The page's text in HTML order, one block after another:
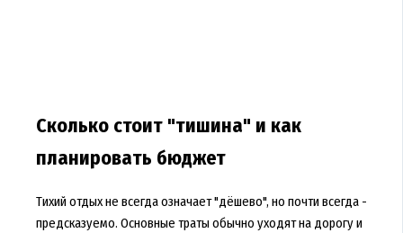
Сколько стоит "тишина" и как
планировать бюджет
Тихий отдых не всегда означает "дёшево", но почти всегда -
предсказуемо. Основные траты обычно уходят на дорогу и